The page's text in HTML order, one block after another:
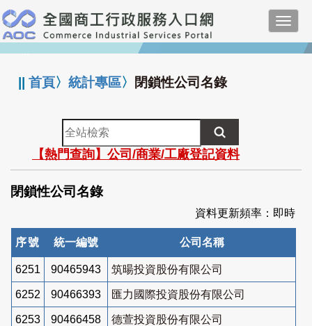
跳
到
主
要
:::
||首頁〉統計專區〉 閉鎖性公司名錄
全
站
檢
索
【熱門查詢】公司/商業/工廠登記資料
閉鎖性公司名錄
資料更新頻率：即時
序號 統一編號 公司名稱
6251 90465943 筑暘投資股份有限公司
6252 90466393 匯力國際投資股份有限公司
6253 90466458 德萱投資股份有限公司